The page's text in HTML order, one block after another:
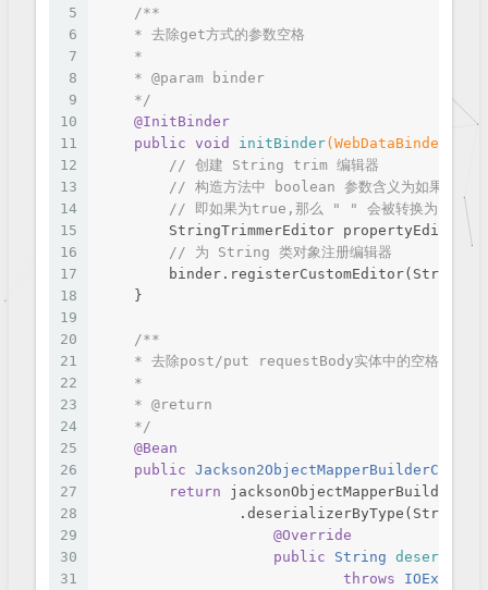
5
6
7
8
9
10
11
12
13
14
15
16
17
18
19
20
21
22
23
24
25
26
27
28
29
30
31
/**
    * 去除get方式的参数空格
    *
    *
@param binder
    */
@InitBinder
public void initBinder(WebDataBinder
// 创建 String trim 编辑器
// 构造方法中 boolean 参数含义为如果是空
// 即如果为true,那么 " " 会被转换为
StringTrimmerEditor propertyEditor
// 为 String 类对象注册编辑器
        binder.registerCustomEditor(String
    }
/**
    * 去除post/put requestBody实体中的空格
    *
    *
@return
    */
@Bean
public
return jacksonObjectMapperBuilder -
                .deserializerByType(String
@Override
public String
throws